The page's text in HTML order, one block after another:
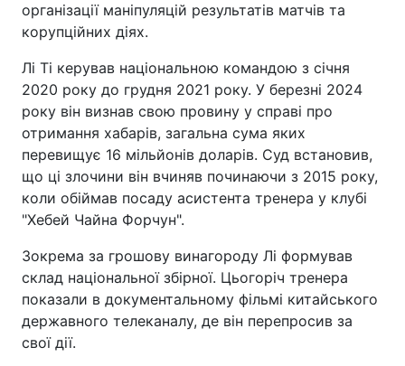
організації маніпуляцій результатів матчів та
корупційних діях.
Лі Ті керував національною командою з січня
2020 року до грудня 2021 року. У березні 2024
року він визнав свою провину у справі про
отримання хабарів, загальна сума яких
перевищує 16 мільйонів доларів. Суд встановив,
що ці злочини він вчиняв починаючи з 2015 року,
коли обіймав посаду асистента тренера у клубі
"Хебей Чайна Форчун".
Зокрема за грошову винагороду Лі формував
склад національної збірної. Цьогоріч тренера
показали в документальному фільмі китайського
державного телеканалу, де він перепросив за
свої дії.